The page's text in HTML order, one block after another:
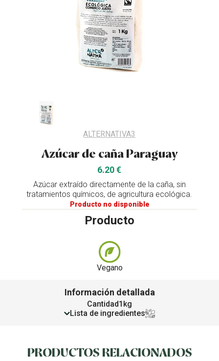
ALTERNATIVA3
Azúcar de caña Paraguay
6.20 €
Azúcar extraído directamente de la caña, sin
tratamientos químicos, de agricultura ecológica.
Producto no disponible
Producto
Vegano
Información detallada
Cantidad1kg
Lista de ingredientes
PRODUCTOS RELACIONADOS